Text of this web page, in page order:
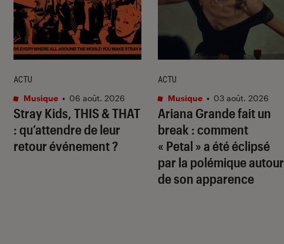
Stray Kids, THIS & THAT
: qu’attendre de leur
retour événement ?
ACTU
Musique • 06 août. 2026
Ariana Grande fait un
break : comment
« Petal » a été éclipsé
par la polémique autour
de son apparence
ACTU
Musique • 03 août. 2026